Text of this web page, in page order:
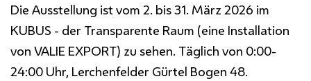
Die Ausstellung ist vom 2. bis 31. März 2026 im
KUBUS - der Transparente Raum (eine Installation
von VALIE EXPORT) zu sehen. Täglich von 0:00-
24:00 Uhr, Lerchenfelder Gürtel Bogen 48.